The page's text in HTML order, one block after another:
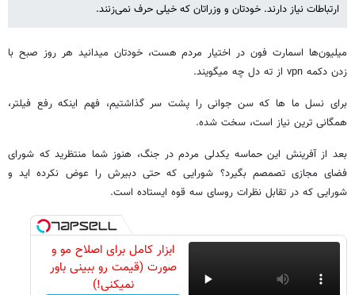
ارتباطات نیاز دارند. خودتان و وزراتان که خیلی حرف نمی‌زنند.
میلیون‌ها اسمارت فون در اختیار مردم هست، خودتان میدانید هر روز صبح با
زدن دکمه vpn از ته دل چه میگویند.
برای نسل ما ها که سن جوانی را پشت سر گذاشتیم، فهم اینکه رفع فیلتر،
همگانی ترین نیاز است، سخت شده.
بعد از آفرینش این حماسه یکدلی مردم در جنگ، هنوز شما منتظرید که شورای
فضای مجازی تصمصم بگیرد؟ شورایی که حتی دبیرش را عوض نکرده اید و
شورایی که در تقابل نظرات روسای سه قوه ایستاده است.
ابزار کامل برای اصلاح مو و
صورت (قیمت رو ببینی باور
نمیکنی!)